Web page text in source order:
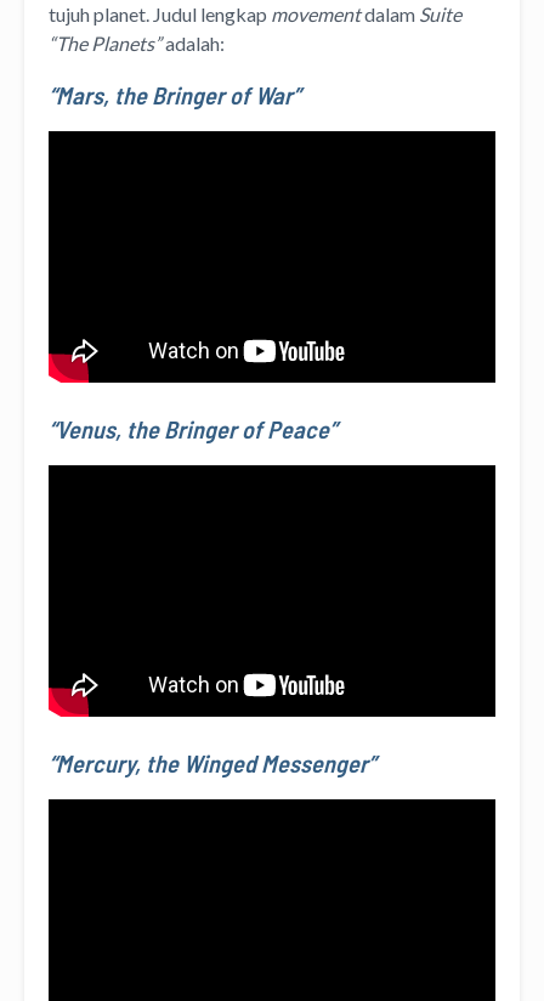
tujuh planet. Judul lengkap movementdalam Suite
“The Planets”adalah:
“Mars, the Bringer of War”
“Venus, the Bringer of Peace”
“Mercury, the Winged Messenger”